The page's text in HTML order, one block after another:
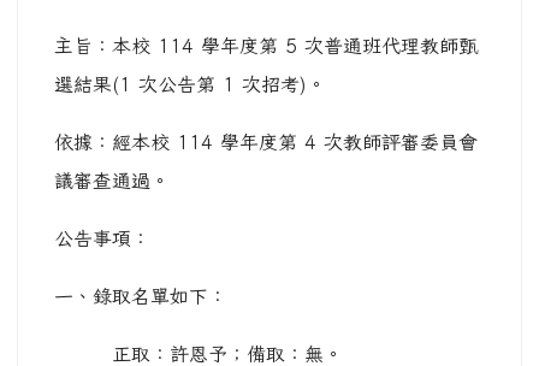
主旨：本校 114 學年度第 5 次普通班代理教師甄
選結果(1 次公告第 1 次招考)。
依據：經本校 114 學年度第 4 次教師評審委員會
議審查通過。
公告事項：
一、錄取名單如下：
正取：許恩予；備取：無。